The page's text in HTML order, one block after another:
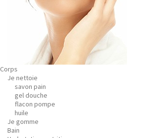
Corps
Je nettoie
savon pain
gel douche
flacon pompe
huile
Je gomme
Bain